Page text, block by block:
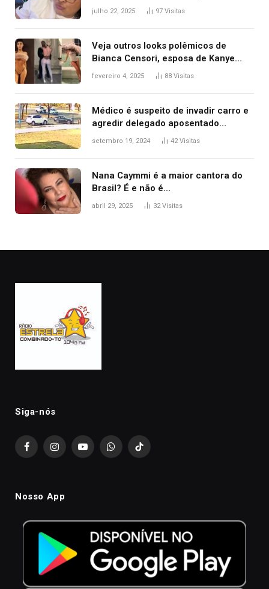
colorretal; relembre fala de Preta Gil
julho 22, 2025 97 Visitas
Veja outros looks polêmicos de
Bianca Censori, esposa de Kanye
West que apareceu nua no Grammy
fevereiro 4, 2025 88 Visitas
Médico é suspeito de invadir carro e
agredir delegado aposentado
durante confusão no trânsito
setembro 19, 2024 42Visitas
Nana Caymmi é a maior cantora do
Brasil? É e não é…
abril 29, 2025 32Visitas
Siga-nós
FacebookInstagramYouTubeWhatsAppTikTok
Nosso App